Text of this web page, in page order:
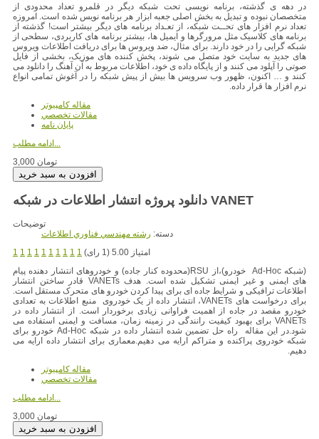
در دهه ی گذشته، برنامه نویسی تحت شبکه دیگر در قلمرو تعداد محدودی از
متخصصان نبوده و تبدیل به بخش اصلی جعبه ابزار هر برنامه نویس شده است. امروزه
تعداد نرم افزار های تحــت شبکه، از تعـداد برنامه های دیگر بیشتر است! گذشته از
برنامه های کلاسیک مثل مرورگرها و ایمیل ها، بیشتر برنامه های کاربردی، سطحی از
شبکه گرایی را در خود دارند. برای مثال، ضد ویروس ها برای دریافت اطلاعات ویروس
های جدید به سایت خود متصل می شوند، پخش کننده های موزیک، بخشی از فایل
صوتی را آپلود می کنند و از پایگاه داده ی خود، اطلاعات مربوط به آن آهنگ را دانلود می
کنند و … اکنون، ظهور وب سرویس ها بیش از پیش شبکه را در آغوش تمامی انواع
نرم افزار ها قرار داده.
مقاله کامپیوتر
مقالات تخصصي
پایان نامه
3,000 تومان
دانلود پروژه انتشار اطلاعات در شبکه VANET
توضیحات
دسته: رشته مهندسي فناوري اطلاعات
1 1 1 1 1 1 1 1 1 1
امتیاز 5.00 (1 رای)
(شبکه Ad-Hoc خودرو)،از RSU(محدوده کنار جاده) و خودروهای انتشار دهنده پیام
های ایمنی و غیر ایمنی تشکیل شده است. هدف VANETs قادر ساختن انتشار
اطلاعات ترافیکی و شرایط جاده ای برای پیدا کردن خودرو های متحرک مستقل است.
برای درخواست های VANETs، انتشار داده از یک خودروی منبع اطلاعات به تعدادی
خودرو مقصد در جاده از اهمیت فراوانی زیادی برخوردار است. از انتشار داده در
VANETs برای بهبود کیفیت رانندگی در زمینه زمان، مسافت و ایمنی استفاده می
شود.در این مقاله راه حل تضمین شده انتشار داده در شبکه Ad-Hoc خودرو برای
شبکه خودروی پراکنده و متراکم ارایه می دهیم.معماری برای انتشار داده ارایه می
دهیم.
مقاله کامپیوتر
مقالات تخصصي
3,000 تومان